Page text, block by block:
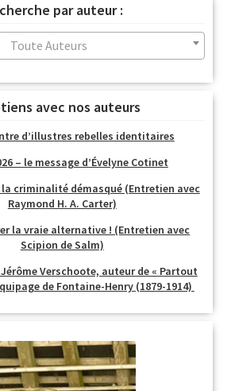
par auteur :
Toute Auteurs
avec nos auteurs
d’illustres rebelles identitaires
– le message d’Évelyne Cotinet
criminalité démasqué (Entretien avec
Raymond H. A. Carter)
la vraie alternative ! (Entretien avec
Scipion de Salm)
Verschoote, auteur de « Partout
de Fontaine-Henry (1879-1914)